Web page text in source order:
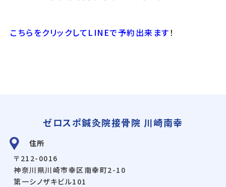
こちらをクリックしてLINEで予約出来ます！
ゼロスポ鍼灸院接骨院 川崎南幸
住所
〒212-0016
神奈川県川崎市幸区南幸町2-10
第一シノザキビル101